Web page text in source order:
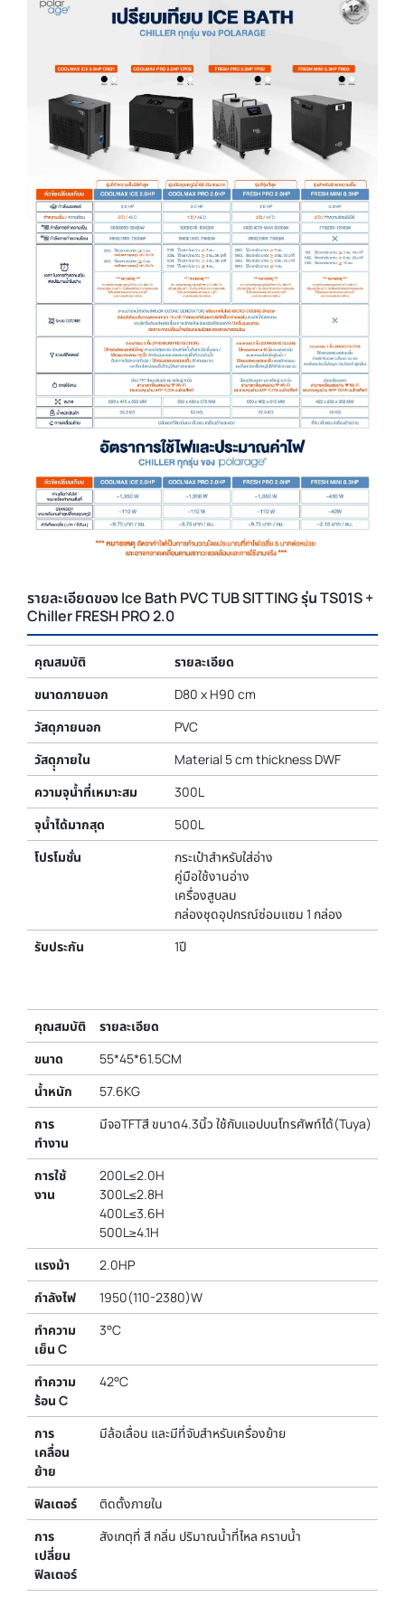
รายละเอียดของ Ice Bath PVC TUB SITTING รุ่น TS01S +
Chiller FRESH PRO 2.0
คุณสมบัติ
รายละเอียด
ขนาดภายนอก
D80 x H90 cm
วัสดุภายนอก
PVC
วัสดุุภายใน
Material 5 cm thickness DWF
ความจุน้ำที่เหมาะสม
300L
จุน้ำได้มากสุด
500L
โปรโมชั่น
กระเป๋าสำหรับใส่อ่าง
คู่มือใช้งานอ่าง
เครื่องสูบลม
กล่องชุดอุปกรณ์ซ่อมแซม 1 กล่อง
รับประกัน
1ปี
คุณสมบัติ
รายละเอียด
ขนาด
55*45*61.5CM
น้ำหนัก
57.6KG
การ
ทำงาน
มีจอTFTสี ขนาด4.3นิ้ว ใช้กับแอปบนโทรศัพท์ได้(Tuya)
การใช้
งาน
200L≤2.0H
300L≤2.8H
400L≤3.6H
500L≥4.1H
แรงม้า
2.0HP
กำลังไฟ
1950(110-2380)W
ทำความ
เย็น C
3°C
ทำความ
ร้อน C
42°C
การ
เคลื่อน
ย้าย
มีล้อเลื่อน และมีที่จับสำหรับเครื่องย้าย
ฟิลเตอร์
ติดตั้งภายใน
การ
เปลี่ยน
ฟิลเตอร์
สังเกตุที่ สี กลิ่น ปริมาณน้ำที่ไหล คราบน้ำ